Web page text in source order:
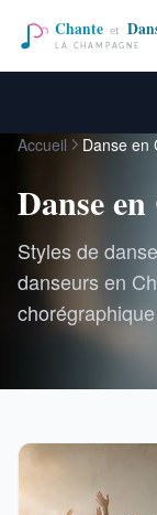
Accueil Danse en
Danse
Styles de
danseurs en